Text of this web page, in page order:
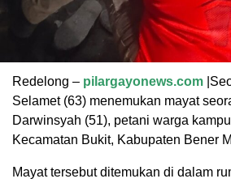
Redelong – pilargayonews.com
Selamet (63) menemukan mayat
Darwinsyah (51), petani warga
Kecamatan Bukit, Kabupaten Bener
Mayat tersebut ditemukan di dalam